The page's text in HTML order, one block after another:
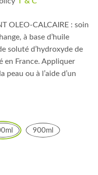
OLEO-CALCAIRE : soin
à base d’huile
soluté d’hydroxyde de
en France. Appliquer
peau ou à l’aide d’un
900ml